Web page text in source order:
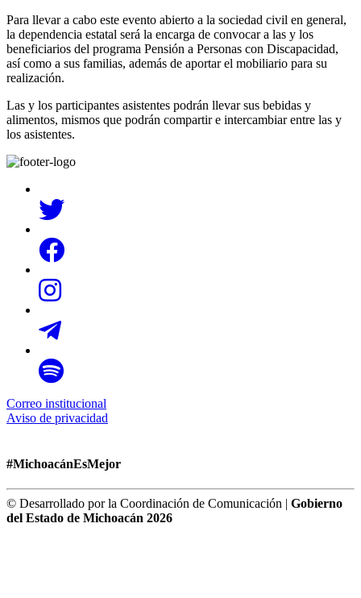
Para llevar a cabo este evento abierto a la sociedad civil en general,
la dependencia estatal será la encarga de convocar a las y los
beneficiarios del programa Pensión a Personas con Discapacidad,
así como a sus familias, además de aportar el mobiliario para su
realización.
Las y los participantes asistentes podrán llevar sus bebidas y
alimentos, mismos que podrán compartir e intercambiar entre las y
los asistentes.
Correo institucional
Aviso de privacidad
#MichoacánEsMejor
© Desarrollado por la Coordinación de Comunicación | Gobierno
del Estado de Michoacán 2026